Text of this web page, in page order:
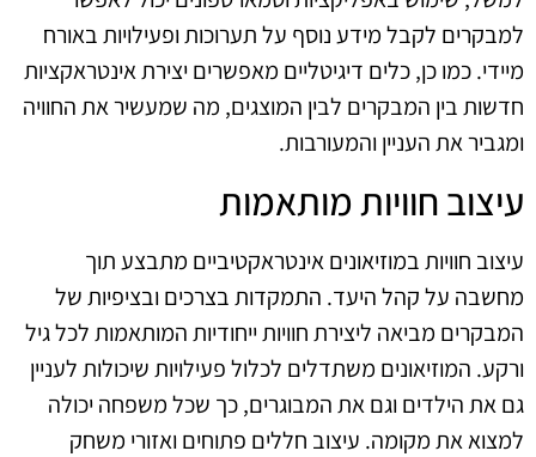
למבקרים לקבל מידע נוסף על תערוכות ופעילויות באורח
מיידי. כמו כן, כלים דיגיטליים מאפשרים יצירת אינטראקציות
חדשות בין המבקרים לבין המוצגים, מה שמעשיר את החוויה
ומגביר את העניין והמעורבות.
עיצוב חוויות מותאמות
עיצוב חוויות במוזיאונים אינטראקטיביים מתבצע תוך
מחשבה על קהל היעד. התמקדות בצרכים ובציפיות של
המבקרים מביאה ליצירת חוויות ייחודיות המותאמות לכל גיל
ורקע. המוזיאונים משתדלים לכלול פעילויות שיכולות לעניין
גם את הילדים וגם את המבוגרים, כך שכל משפחה יכולה
למצוא את מקומה. עיצוב חללים פתוחים ואזורי משחק